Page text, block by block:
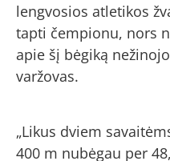
lengvosios atletikos
tapti čempionu, nors
apie šį bėgiką
varžovas.
„Likus dviem
400 m nubėgau per